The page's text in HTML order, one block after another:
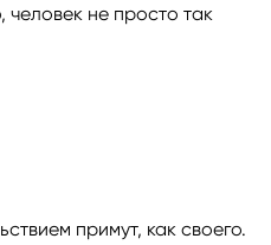
человек не просто так
примут, как своего.